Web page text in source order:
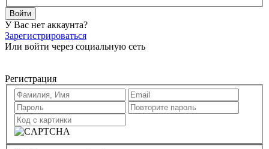
Войти
У Вас нет аккаунта?
Зарегистрироваться
Или войти через социальную сеть
Регистрация